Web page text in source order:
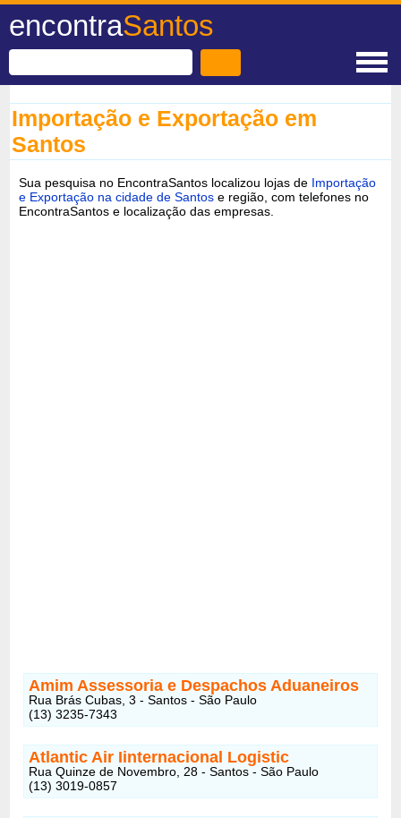
encontraSantos
Importação e Exportação em
Santos
Sua pesquisa no EncontraSantos localizou lojas de Importação
e Exportação na cidade de Santos e região, com telefones no
EncontraSantos e localização das empresas.
Amim Assessoria e Despachos Aduaneiros
Rua Brás Cubas, 3 - Santos - São Paulo
(13) 3235-7343
Atlantic Air Iinternacional Logistic
Rua Quinze de Novembro, 28 - Santos - São Paulo
(13) 3019-0857